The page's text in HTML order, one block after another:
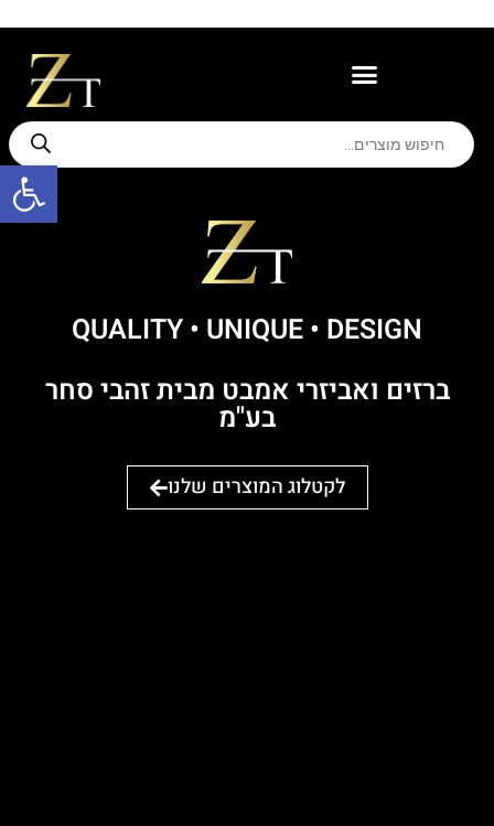
QUALITY • UNIQUE ּ• DESIGN
ברזים ואביזרי אמבט מבית זהבי סחר
בע"מ
לקטלוג המוצרים שלנו
פתח